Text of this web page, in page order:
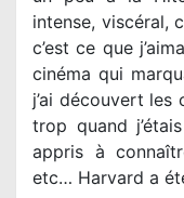
intense, viscéral,
c’est ce que
cinéma qui
j’ai découvert les
trop quand
appris à
etc… Harvard a